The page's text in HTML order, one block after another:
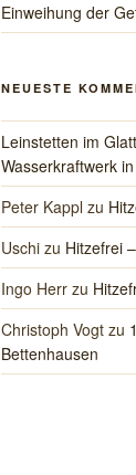
Einweihung der
NEUESTE
Leinstetten im
Wasserkraftwerk
Peter Kapplzu
Uschizu Hitzefrei
Ingo Herrzu
Christoph Vogtzu
Bettenhausen